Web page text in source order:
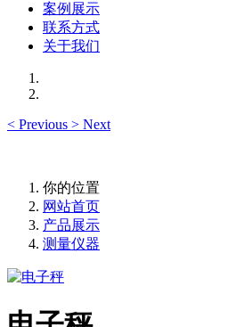
案例展示
联系方式
关于我们
< Previous > Next
你的位置
网站首页
产品展示
测量仪器